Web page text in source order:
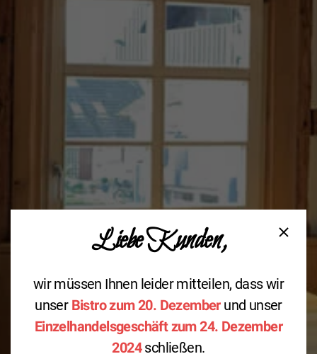
Bistro-Lounge
mehr Impressionen
Liebe Kunden,
wir müssen Ihnen leider mitteilen, dass wir
unser Bistro zum 20. Dezemberund unser
Einzelhandelsgeschäft zum 24. Dezember
2024schließen.